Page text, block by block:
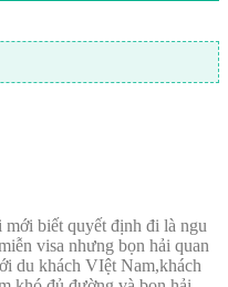
biết quyết định đi là ngu
visa nhưng bọn hải quan
du khách VIệt Nam,khách